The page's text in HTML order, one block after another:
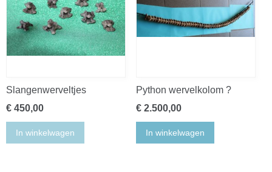
Slangenwerveltjes
€ 450,00
In winkelwagen
Python wervelkolom ?
€ 2.500,00
In winkelwagen